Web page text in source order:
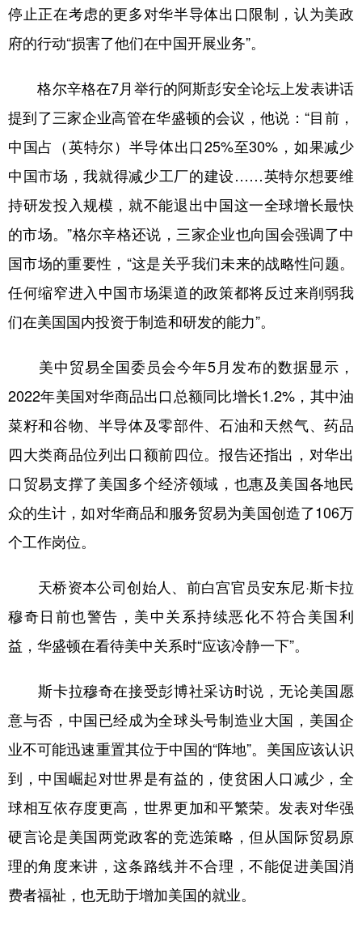
停止正在考虑的更多对华半导体出口限制，认为美政
府的行动“损害了他们在中国开展业务”。
格尔辛格在7月举行的阿斯彭安全论坛上发表讲话
提到了三家企业高管在华盛顿的会议，他说：“目前，
中国占（英特尔）半导体出口25%至30%，如果减少
中国市场，我就得减少工厂的建设……英特尔想要维
持研发投入规模，就不能退出中国这一全球增长最快
的市场。”格尔辛格还说，三家企业也向国会强调了中
国市场的重要性，“这是关乎我们未来的战略性问题。
任何缩窄进入中国市场渠道的政策都将反过来削弱我
们在美国国内投资于制造和研发的能力”。
美中贸易全国委员会今年5月发布的数据显示，
2022年美国对华商品出口总额同比增长1.2%，其中油
菜籽和谷物、半导体及零部件、石油和天然气、药品
四大类商品位列出口额前四位。报告还指出，对华出
口贸易支撑了美国多个经济领域，也惠及美国各地民
众的生计，如对华商品和服务贸易为美国创造了106万
个工作岗位。
天桥资本公司创始人、前白宫官员安东尼·斯卡拉
穆奇日前也警告，美中关系持续恶化不符合美国利
益，华盛顿在看待美中关系时“应该冷静一下”。
斯卡拉穆奇在接受彭博社采访时说，无论美国愿
意与否，中国已经成为全球头号制造业大国，美国企
业不可能迅速重置其位于中国的“阵地”。美国应该认识
到，中国崛起对世界是有益的，使贫困人口减少，全
球相互依存度更高，世界更加和平繁荣。发表对华强
硬言论是美国两党政客的竞选策略，但从国际贸易原
理的角度来讲，这条路线并不合理，不能促进美国消
费者福祉，也无助于增加美国的就业。